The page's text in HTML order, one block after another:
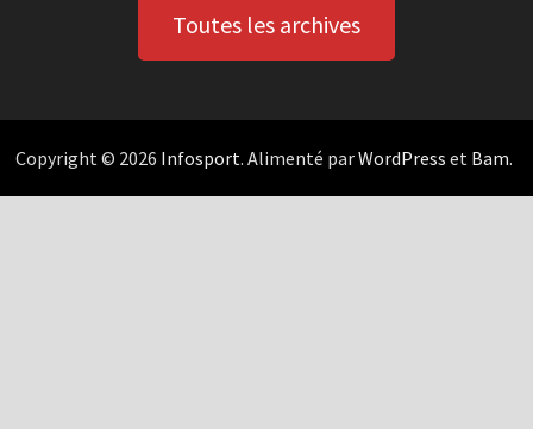
Toutes les archives
Copyright © 2026 Infosport. Alimenté parWordPress et Bam.